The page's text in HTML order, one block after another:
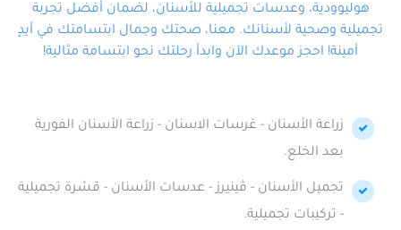
هوليوودية، وعدسات تجميلية للأسنان، لضمان أفضل تجربة
تجميلية وصحية لأسنانك. معنا، صحتك وجمال ابتسامتك في أيدٍ
أمينة! احجز موعدك الآن وابدأ رحلتك نحو ابتسامة مثالية!
زراعة الأسنان - غرسات الاسنان - زراعة الأسنان الفورية
بعد الخلع.
تجميل الأسنان - ڤينيرز - عدسات الأسنان - قشرة تجميلية
- تركيبات تجميلية.